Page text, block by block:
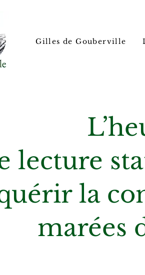
Gilles de Gouberville
lecture
la
marées